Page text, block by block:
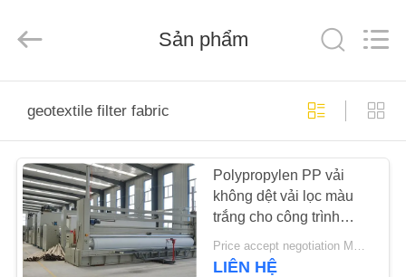
CHỦ
CÁC
SẢN
PHẨM
LOVER
LTD.
Sản phẩm
geotextile filter fabric
Polypropylen PP vải
không dệt vải lọc màu
trắng cho công trình
hàng hải
Price accept negotiation MOQ:100m2
LIÊN HỆ